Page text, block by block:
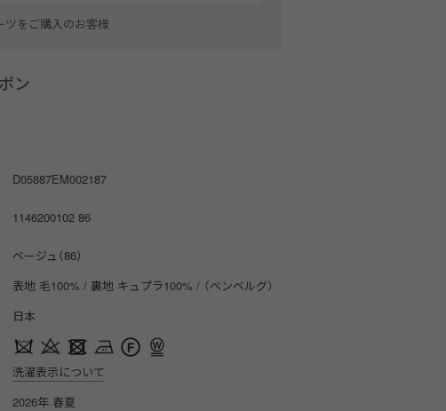
ツをご購入のお客様
ン
D05887EM002187
1146200102 86
ベージュ（86）
表地 毛100% / 裏地 キュプラ100% / （ベンベルグ）
日本
洗濯表示について
2026年 春夏